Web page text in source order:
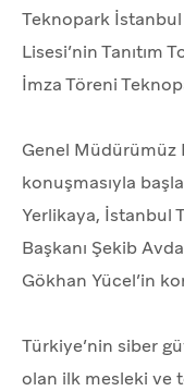
Teknopark
Lisesi’nin Tanıtım
İmza Töreni
Genel Müdürümüz
konuşmasıyla
Yerlikaya, İstanbul
Başkanı Şekib
Gökhan Yücel’in
Türkiye’nin siber
olan ilk mesleki ve